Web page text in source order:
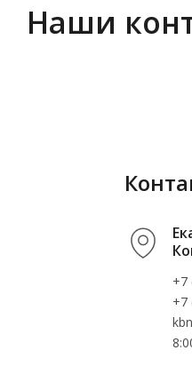
Наши
+7
+7